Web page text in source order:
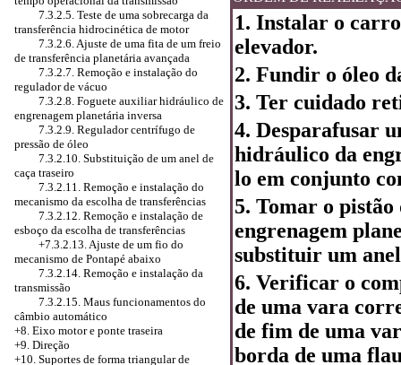
7.3.2.5. Teste de uma sobrecarga da
transferência hidrocinética de motor
7.3.2.6. Ajuste de uma fita de um freio
de transferência planetária avançada
7.3.2.7. Remoção e instalação do
regulador de vácuo
7.3.2.8. Foguete auxiliar hidráulico de
engrenagem planetária inversa
7.3.2.9. Regulador centrífugo de
pressão de óleo
7.3.2.10. Substituição de um anel de
caça traseiro
7.3.2.11. Remoção e instalação do
mecanismo da escolha de transferências
7.3.2.12. Remoção e instalação de
esboço da escolha de transferências
+7.3.2.13. Ajuste de um fio do
mecanismo de Pontapé abaixo
7.3.2.14. Remoção e instalação da
transmissão
7.3.2.15. Maus funcionamentos do
câmbio automático
+8. Eixo motor e ponte traseira
+9. Direção
+10. Suportes de forma triangular de
1. Instalar o
elevador.
2. Fundir o óleo
3. Ter cuidado
4. Desparafusar
hidráulico da
lo em conjunto
5. Tomar o
engrenagem
substituir um
6. Verificar o
de uma vara
de fim de uma
borda de uma